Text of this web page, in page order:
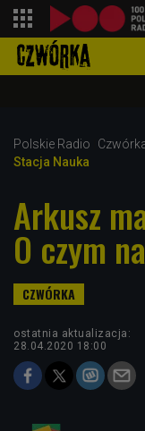
Polskie Radio
Stacja Nauka
Arkusz
O czym
ostatnia aktualizacja:
28.04.2020 18:00